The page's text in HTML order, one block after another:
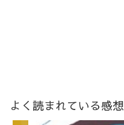
よく読まれている感想